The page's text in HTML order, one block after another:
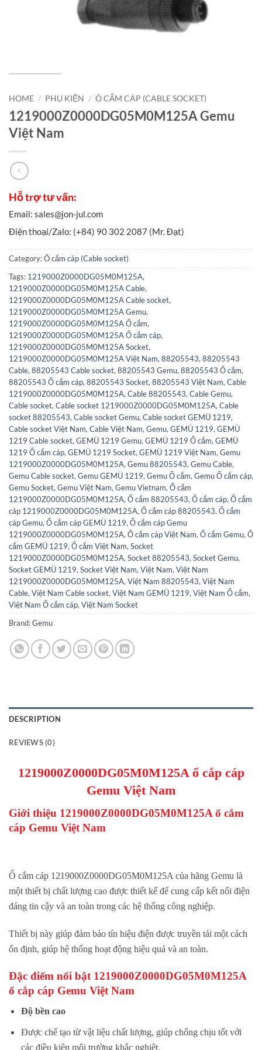
HOME / PHỤ KIỆN / Ô CẮM CÁP (CABLE SOCKET)
1219000Z0000DG05M0M125A Gemu
Việt Nam
Category:Ô cắm cáp (Cable socket)
Tags: 1219000Z0000DG05M0M125A,
1219000Z0000DG05M0M125A Cable,
1219000Z0000DG05M0M125A Cable socket,
1219000Z0000DG05M0M125A Gemu,
1219000Z0000DG05M0M125A Ổ cắm,
1219000Z0000DG05M0M125A Ổ cắm cáp,
1219000Z0000DG05M0M125A Socket,
1219000Z0000DG05M0M125A Việt Nam,88205543,88205543
Cable,88205543 Cable socket,88205543 Gemu,88205543 Ổ cắm,
88205543 Ổ cắm cáp,88205543 Socket,88205543 Việt Nam,Cable
1219000Z0000DG05M0M125A,Cable 88205543,Cable Gemu,
Cable socket,Cable socket 1219000Z0000DG05M0M125A,Cable
socket 88205543,Cable socket Gemu,Cable socket GEMÜ 1219,
Cable socket Việt Nam,Cable Việt Nam,Gemu,GEMÜ 1219,GEMÜ
1219 Cable socket,GEMÜ 1219 Gemu,GEMÜ 1219 Ổ cắm,GEMÜ
1219 Ổ cắm cáp,GEMÜ 1219 Socket,GEMÜ 1219 Việt Nam,Gemu
1219000Z0000DG05M0M125A,Gemu 88205543,Gemu Cable,
Gemu Cable socket,Gemu GEMÜ 1219,Gemu Ổ cắm,Gemu Ổ cắm cáp,
Gemu Socket,Gemu Việt Nam,Gemu Vietnam,Ổ cắm
1219000Z0000DG05M0M125A,Ổ cắm 88205543,Ổ cắm cáp,Ổ cắm
cáp 1219000Z0000DG05M0M125A,Ổ cắm cáp 88205543,Ổ cắm
cáp Gemu,Ổ cắm cáp GEMÜ 1219,Ổ cắm cáp Gemu
1219000Z0000DG05M0M125A,Ổ cắm cáp Việt Nam,Ổ cắm Gemu,Ổ
cắm GEMÜ 1219,Ổ cắm Việt Nam,Socket
1219000Z0000DG05M0M125A,Socket 88205543,Socket Gemu,
Socket GEMÜ 1219,Socket Việt Nam,Việt Nam,Việt Nam
1219000Z0000DG05M0M125A,Việt Nam 88205543,Việt Nam
Cable,Việt Nam Cable socket,Việt Nam GEMÜ 1219,Việt Nam Ổ cắm,
Việt Nam Ổ cắm cáp,Việt Nam Socket
Brand:Gemu
DESCRIPTION
REVIEWS (0)
1219000Z0000DG05M0M125A ổ cắp cáp
Gemu Việt Nam
Giới thiệu 1219000Z0000DG05M0M125A ổ cắm
cáp Gemu Việt Nam
Ổ cắm cáp 1219000Z0000DG05M0M125A của hãng Gemu là
một thiết bị chất lượng cao được thiết kế để cung cấp kết nối điện
đáng tin cậy và an toàn trong các hệ thống công nghiệp.
Thiết bị này giúp đảm bảo tín hiệu điện được truyền tải một cách
ổn định, giúp hệ thống hoạt động hiệu quả và an toàn.
Đặc điểm nổi bật 1219000Z0000DG05M0M125A
ổ cắp cáp Gemu Việt Nam
Độ bền cao
Được chế tạo từ vật liệu chất lượng, giúp chống chịu tốt với
các điều kiện môi trường khắc nghiệt.